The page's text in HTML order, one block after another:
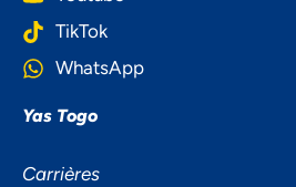
TikTok
WhatsApp
Yas Togo
Carrières
NOUS ACCORDONS
L'IMPORTANCE À